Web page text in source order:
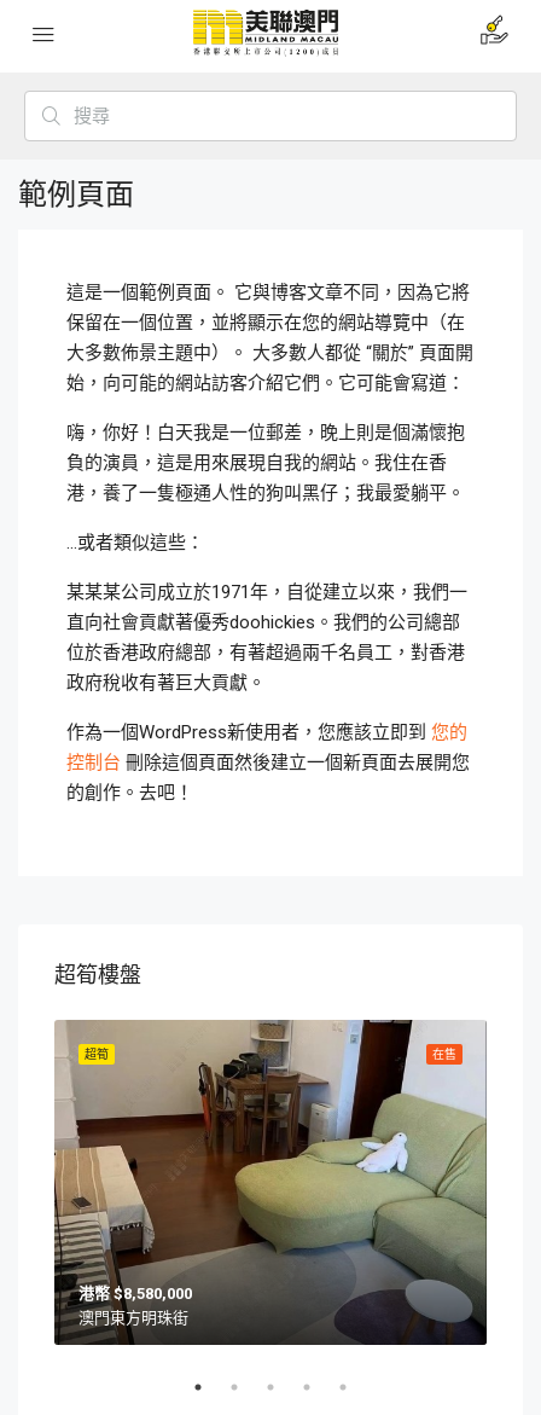
範例頁面
這是一個範例頁面。 它與博客文章不同，因為它將
保留在一個位置，並將顯示在您的網站導覽中（在
大多數佈景主題中）。 大多數人都從 “關於” 頁面開
始，向可能的網站訪客介紹它們。它可能會寫道：
嗨，你好！白天我是一位郵差，晚上則是個滿懷抱
負的演員，這是用來展現自我的網站。我住在香
港，養了一隻極通人性的狗叫黑仔；我最愛躺平。
…或者類似這些：
某某某公司成立於1971年，自從建立以來，我們一
直向社會貢獻著優秀doohickies。我們的公司總部
位於香港政府總部，有著超過兩千名員工，對香港
政府稅收有著巨大貢獻。
作為一個WordPress新使用者，您應該立即到 您的
控制台 刪除這個頁面然後建立一個新頁面去展開您
的創作。去吧！
超筍樓盤
在售
超筍
$8,580,000
澳門東方明珠街